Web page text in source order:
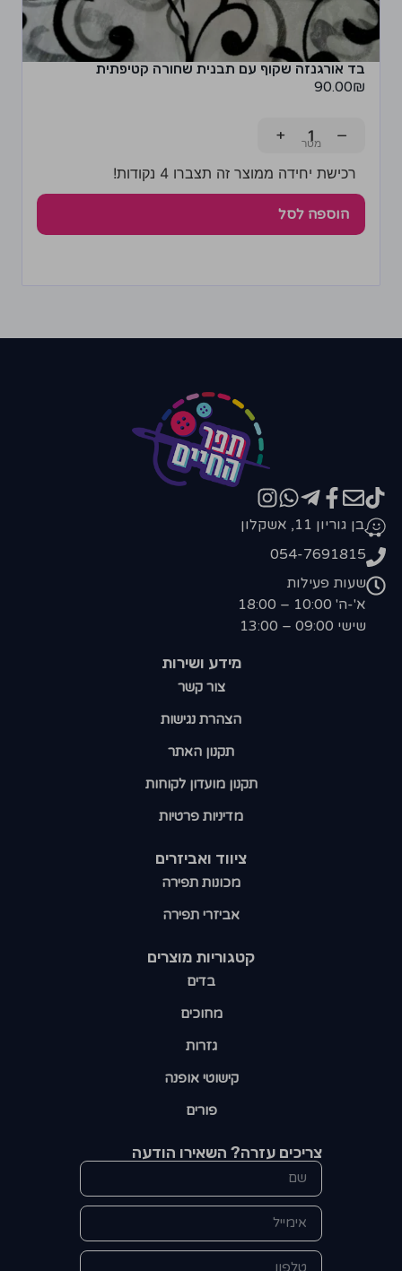
בד אורגנזה שקוף עם תבנית שחורה קטיפתית
90.00₪
−
+
רכישת יחידה ממוצר זה תצברו 4 נקודות!
הוספה לסל
קטגוריות מוצרים​
בדים
מחוכים
גזרות
קישוטי אופנה
פורים
ציווד ואביזרים
מכונות תפירה
אביזרי תפירה
מידע ושירות
צור קשר
הצהרת נגישות
תקנון האתר
תקנון מועדון לקוחות
מדיניות פרטיות
בן גוריון 11, אשקלון
054-7691815
שעות פעילות
א'-ה' 10:00 – 18:00
שישי 09:00 – 13:00
צריכים עזרה? השאירו הודעה